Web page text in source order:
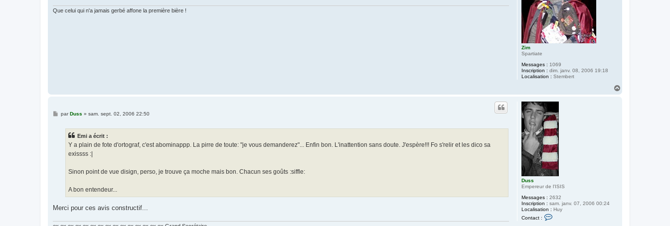
Zim
Spartiate
Messages : 1069
Inscription : dim. janv. 08, 2006 19:18
Localisation : Stembert
Que celui qui n'a jamais gerbé affone la première bière !
Duss
Empereur de l'ISIS
Messages : 2632
Inscription : sam. janv. 07, 2006 00:24
Localisation : Huy
Contact :
MparDuss » sam. sept. 02, 2006 22:50
Emi a écrit :
Y a plain de fote d'ortograf, c'est abominappp. La pirre de toute: "je vous demanderez"... Enfin bon. L'inattention sans doute. J'espère!!! Fo s'relir et les dico sa
exissss :|
Sinon point de vue disign, perso, je trouve ça moche mais bon. Chacun ses goûts :siffle:
A bon entendeur...
Merci pour ces avis constructif...